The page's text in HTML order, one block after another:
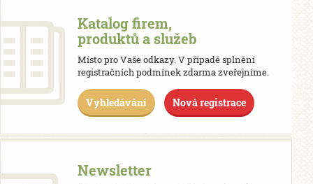
Katalog firem,
produktů a služeb
Místo pro Vaše odkazy. V případě splnění
registračních podmínek zdarma zveřejníme.
Vyhledávání Nová registrace
Newsletter